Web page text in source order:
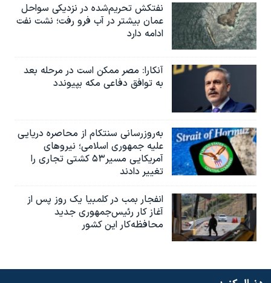
نفتکش تحریم‌شده در نزدیکی سواحل
عمان بیشتر در آب فرو رفت؛ نشت نفت
ادامه دارد
آنکارا: مصر ممکن است در مرحله بعد
به توافق دفاعی مکه بپیوندد
به‌روزرسانی سنتکام از محاصره دریایی
علیه جمهوری اسلامی؛ نیروهای
آمریکایی مسیر۵۳ کشتی تجاری را
تغییر دادند
انفجار بمب‌‌ در کلمبیا یک روز پس از
آغاز کار رئیس‌جمهوری جدید
محافظه‌کار این کشور